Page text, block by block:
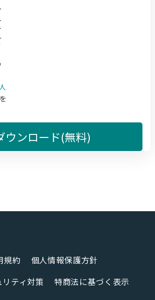
ウンロード(無料)
規約
個人情報保護方針
ティ対策
特商法に基づく表示